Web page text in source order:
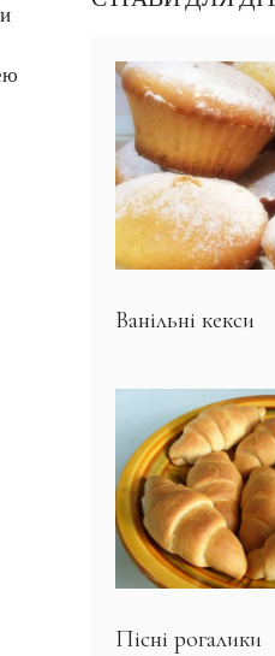
Ванільні кекси
Пісні рогалики